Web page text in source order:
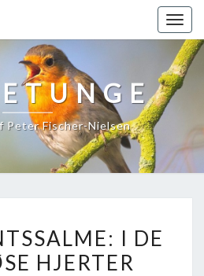
Peter Fischer-Nielsen
ADVENTSSALME:I DE
HJERTER